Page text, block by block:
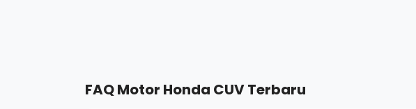
FAQ Motor Honda CUV Terbaru